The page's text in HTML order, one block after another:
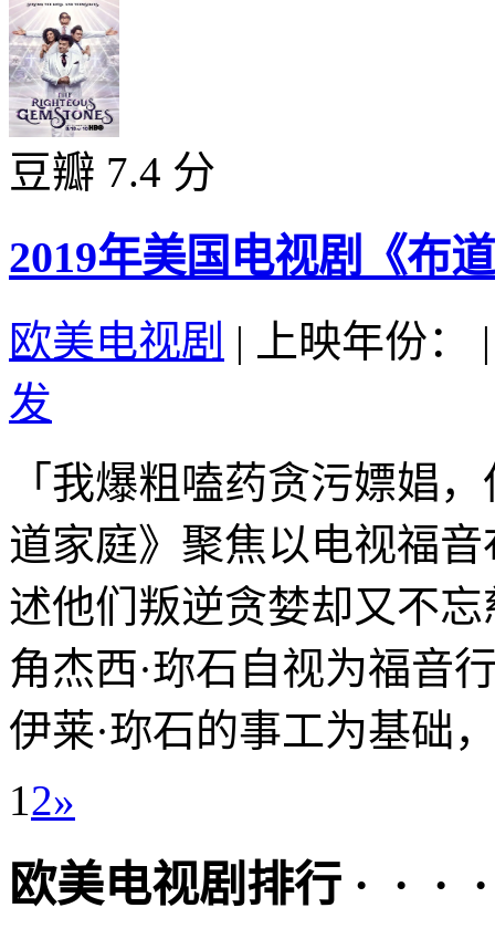
豆瓣 7.4 分
2019年美国电视剧《布
欧美电视剧 | 上映年份：
|
发
「我爆粗嗑药贪污嫖娼
道家庭》聚焦以电视福
述他们叛逆贪婪却又不
角杰西·珎石自视为福音
伊莱·珎石的事工为基础
1 2»
欧美电视剧排行 · · ·